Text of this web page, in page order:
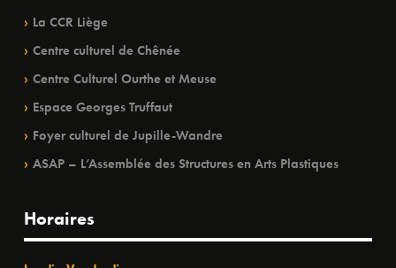
La CCR Liège
Centre culturel de Chênée
Centre Culturel Ourthe et Meuse
Espace Georges Truffaut
Foyer culturel de Jupille-Wandre
ASAP – L’Assemblée des Structures en Arts Plastiques
Horaires